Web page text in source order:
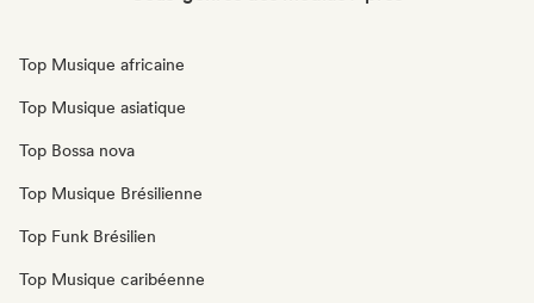
Top Musique africaine
Top Musique asiatique
Top Bossa nova
Top Musique Brésilienne
Top Funk Brésilien
Top Musique caribéenne